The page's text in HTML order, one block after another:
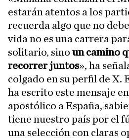
estarán atentos a los
recuerda algo que no
vida no es una carrera
solitario, sino un camino
recorrer juntos», ha
colgado en su perfil de X.
ha escrito este mensaje
apostólico a España,
tiene nuestro país por el
una selección con claras